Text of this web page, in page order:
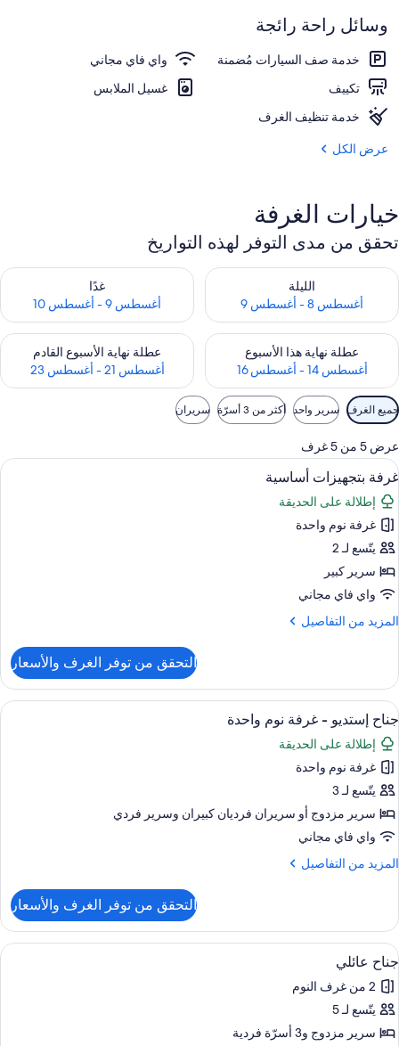
إطلالة على الحديقة
وسائل راحة رائجة
خدمة صف السيارات مُضمنة
واي فاي مجاني
تكييف
غسيل الملابس
خدمة تنظيف الغرف
عرض الكل
خيارات الغرفة
تحقق من مدى التوفر لهذه التواريخ
الليلة
أغسطس 8 - أغسطس 9
تحقق من مدى التوفر لليلة للفترة أغسطس 8 - أغسطس 9
غدًا
أغسطس 9 - أغسطس 10
تحقق من مدى التوفر لغد للفترة أغسطس
عطلة نهاية هذا الأسبوع
أغسطس 14 - أغسطس 16
تحقق من مدى التوفر لعطلة نهاية هذا الأسبوع للفترة أغسطس 14 - أغسطس 16
عطلة نهاية الأسبوع القادم
أغسطس 21 - أغسطس 23
تحقق من مدى التوفر لعطلة نهاية
عوامل
التصفية
المتاحة
للغرف
جميع الغرف سرير واحد أكثر من 3 أسرّة سريران
عرض 5 من 5 غرف
استعراض
جميع
صور
غرفة
بتجهيزات
أساسية
6
غرفة بتجهيزات أساسية
إطلالة على الحديقة
غرفة نوم واحدة
يتّسع لـ 2
سرير كبير
واي فاي مجاني
المزيد من التفاصيل
المزيد
غرفة
بتجهيزات
أساسية
التحقق من توفر الغرف والأسعار
استعراض
جميع
صور
جناح
إستديو
-
غرفة
نوم
واحدة
7
جناح إستديو - غرفة نوم واحدة
إطلالة على الحديقة
غرفة نوم واحدة
يتّسع لـ 3
سرير مزدوج‫‬ أو سريران فرديان كبيران‫‬ وسرير فردي
واي فاي مجاني
المزيد من التفاصيل
المزيد
جناح
إستديو
-
غرفة
نوم
واحدة
التحقق من توفر الغرف والأسعار
استعراض
جميع
صور
جناح
عائلي
7
جناح عائلي
2 من غرف النوم
يتّسع لـ 5
سرير مزدوج‫‬ و3 أسرّة فردية